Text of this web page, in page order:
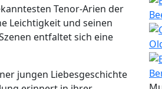
Tenor-Arien der
Leichtigkeit und seinen
entfaltet sich eine
jungen Liebesgeschichte